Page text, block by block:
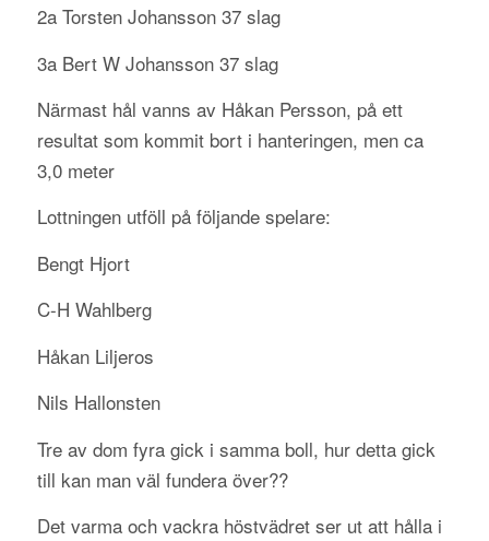
2a Torsten Johansson 37 slag
3a Bert W Johansson 37 slag
Närmast hål vanns av Håkan Persson, på ett
resultat som kommit bort i hanteringen, men ca
3,0 meter
Lottningen utföll på följande spelare:
Bengt Hjort
C-H Wahlberg
Håkan Liljeros
Nils Hallonsten
Tre av dom fyra gick i samma boll, hur detta gick
till kan man väl fundera över??
Det varma och vackra höstvädret ser ut att hålla i